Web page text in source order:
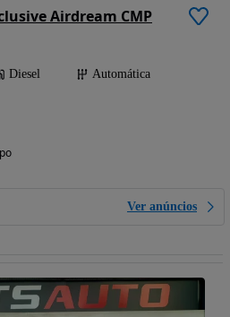
Airdream CMP
Diesel
Automática
Ver anúncios